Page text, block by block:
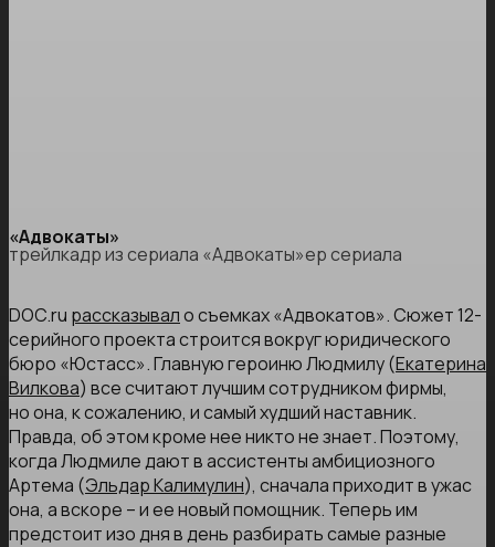
«Адвокаты»
трейлкадр из сериала «Адвокаты»ер сериала
DOC.ru рассказывало съемках «Адвокатов». Сюжет 12-
серийного проекта строится вокруг юридического
бюро «Юстасс». Главную героиню Людмилу (Екатерина
Вилкова) все считают лучшим сотрудником фирмы,
но она, к сожалению, и самый худший наставник.
Правда, об этом кроме нее никто не знает. Поэтому,
когда Людмиле дают в ассистенты амбициозного
Артема (Эльдар Калимулин), сначала приходит в ужас
она, а вскоре – и ее новый помощник. Теперь им
предстоит изо дня в день разбирать самые разные